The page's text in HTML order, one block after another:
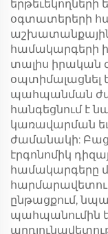
երթեւեկողների
օգտատերերի
աշխատանքային
համակարգերի
տալիս իրական
օպտիմալացնել
պահպանման
հանգեցնում է
կառավարման
ժամանակի:
էրգոնոմիկ
համակարգերը
ընթացքում,
պահպանումին